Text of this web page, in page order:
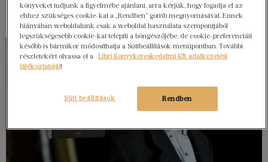
könyveket tudjunk a figyelmébe ajánlani, arra kérjük, hogy fogadja el az
ehhez szükséges cookie-kat a „Rendben” gomb megnyomásával. Ennek
hiányában weboldalunk csak a weboldal használata szempontjából
legszükségesebb cookie-kat telepíti a böngészőjébe, de cookie-preferenciáit
később is bármikor módosíthatja a Sütibeállítások menüpontban. További
részletekért olvassa el a
Libri Könyvkereskedelmi Kft. adatkezelési
tájékoztatóját!
Rendben
Süti beállítások